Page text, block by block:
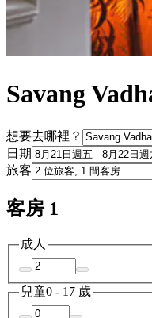
Savang
想要去哪裡？
日期
旅客
客房 1
成人
兒童0 - 17 歲